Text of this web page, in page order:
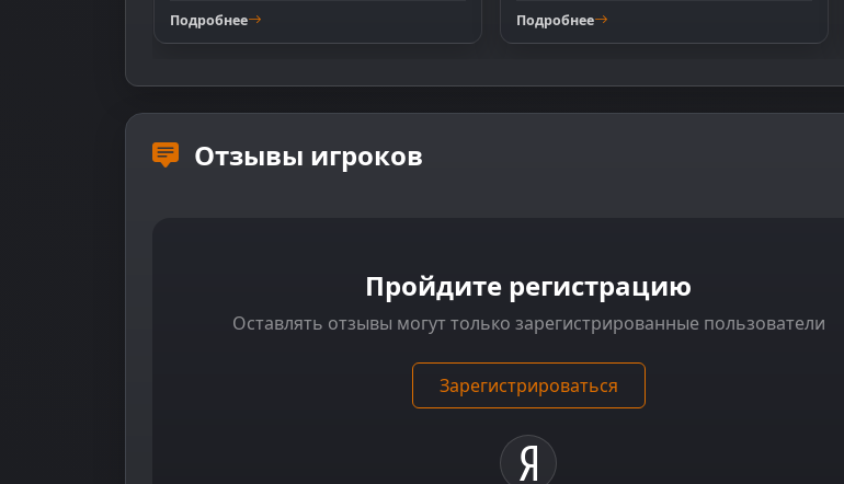
Подробнее Подробнее
Отзывы игроков
Пройдите регистрацию
Оставлять отзывы могут только зарегистрированные пользователи
Зарегистрироваться